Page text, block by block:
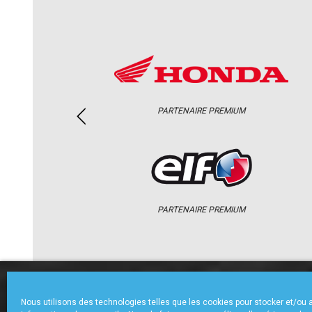
Nous utilisons des technologies telles que les cookies pour stocker et/ou
PARTENAIRE PREMIUM
PARTENAIRE PREMIUM
ACCUEIL CHAMPIONNAT